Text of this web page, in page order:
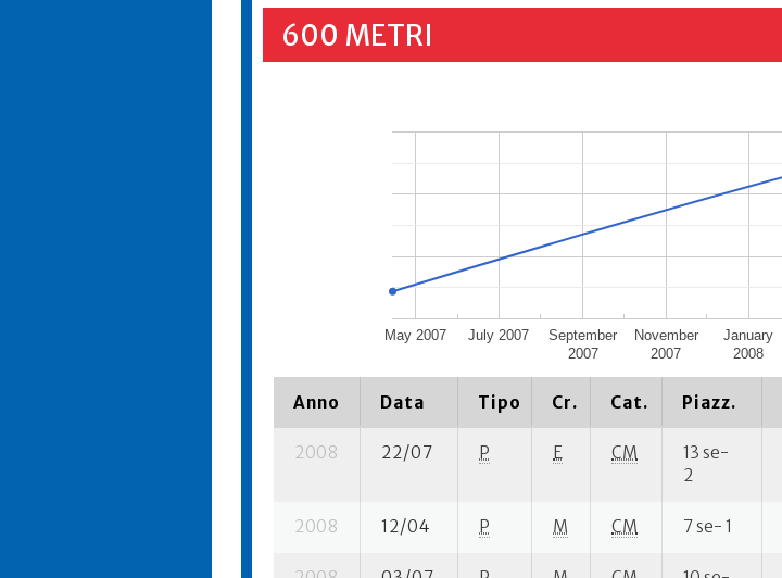
600 METRI
May 2007 July 2007
September
2007
November
2007
January
2008
Anno Data Tipo Cr. Cat. Piazz.
2008 22/07 P E CM
13 se-
2
2008 12/04 P M CM 7 se- 1